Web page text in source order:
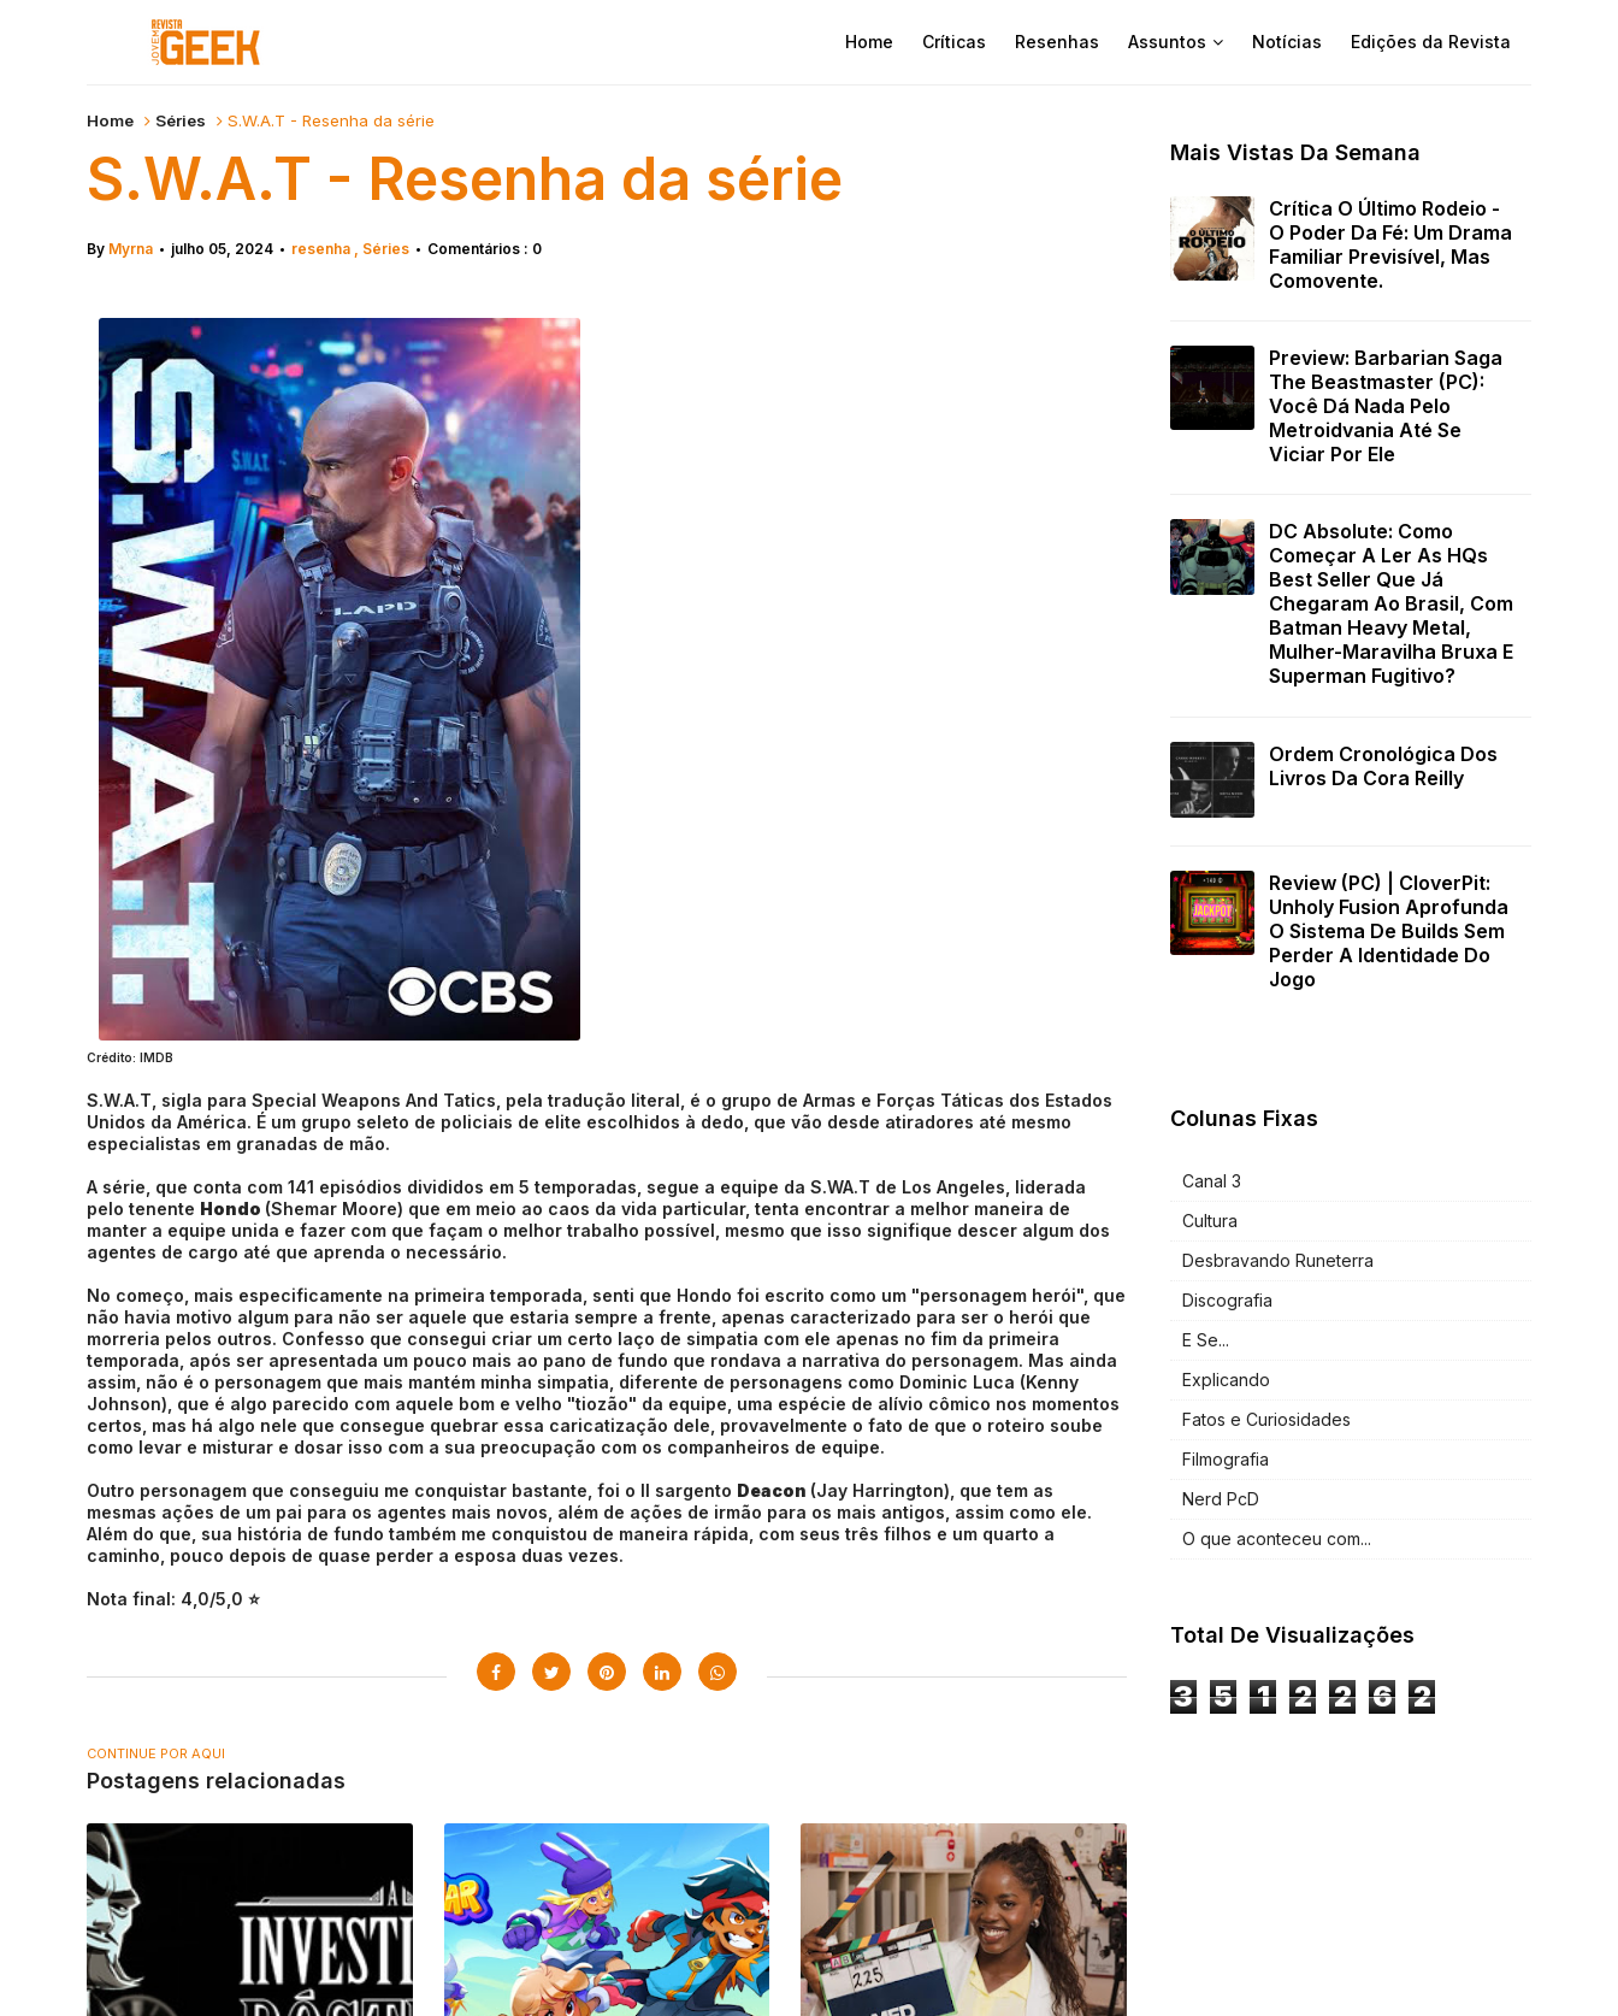
Home Críticas Resenhas Assuntos Notícias Edições da Revista
Home Séries S.W.A.T - Resenha da série
S.W.A.T - Resenha da série
By Myrna • julho 05, 2024 • resenha Séries • Comentários : 0
Crédito: IMDB
S.W.A.T, sigla para Special Weapons And Tatics, pela tradução literal, é o grupo de Armas e Forças Táticas dos Estados
Unidos da América. É um grupo seleto de policiais de elite escolhidos à dedo, que vão desde atiradores até mesmo
especialistas em granadas de mão.
A série, que conta com 141 episódios divididos em 5 temporadas, segue a equipe da S.WA.T de Los Angeles, liderada
pelo tenente Hondo (Shemar Moore) que em meio ao caos da vida particular, tenta encontrar a melhor maneira de
manter a equipe unida e fazer com que façam o melhor trabalho possível, mesmo que isso signifique descer algum dos
agentes de cargo até que aprenda o necessário.
No começo, mais especificamente na primeira temporada, senti que Hondo foi escrito como um "personagem herói", que
não havia motivo algum para não ser aquele que estaria sempre a frente, apenas caracterizado para ser o herói que
morreria pelos outros. Confesso que consegui criar um certo laço de simpatia com ele apenas no fim da primeira
temporada, após ser apresentada um pouco mais ao pano de fundo que rondava a narrativa do personagem. Mas ainda
assim, não é o personagem que mais mantém minha simpatia, diferente de personagens como Dominic Luca (Kenny
Johnson), que é algo parecido com aquele bom e velho "tiozão" da equipe, uma espécie de alívio cômico nos momentos
certos, mas há algo nele que consegue quebrar essa caricatização dele, provavelmente o fato de que o roteiro soube
como levar e misturar e dosar isso com a sua preocupação com os companheiros de equipe.
Outro personagem que conseguiu me conquistar bastante, foi o II sargento Deacon (Jay Harrington), que tem as
mesmas ações de um pai para os agentes mais novos, além de ações de irmão para os mais antigos, assim como ele.
Além do que, sua história de fundo também me conquistou de maneira rápida, com seus três filhos e um quarto a
caminho, pouco depois de quase perder a esposa duas vezes.
Nota final: 4,0/5,0 ⭐️
CONTINUE POR AQUI
Postagens relacionadas
Mais Vistas Da Semana
Crítica O Último Rodeio -
O Poder Da Fé: Um Drama
Familiar Previsível, Mas
Comovente.
Preview: Barbarian Saga
The Beastmaster (PC):
Você Dá Nada Pelo
Metroidvania Até Se
Viciar Por Ele
DC Absolute: Como
Começar A Ler As HQs
Best Seller Que Já
Chegaram Ao Brasil, Com
Batman Heavy Metal,
Mulher-Maravilha Bruxa E
Superman Fugitivo?
Ordem Cronológica Dos
Livros Da Cora Reilly
Review (PC) | CloverPit:
Unholy Fusion Aprofunda
O Sistema De Builds Sem
Perder A Identidade Do
Jogo
Colunas Fixas
Canal 3
Cultura
Desbravando Runeterra
Discografia
E Se...
Explicando
Fatos e Curiosidades
Filmografia
Nerd PcD
O que aconteceu com...
Total De Visualizações
3 5 1 2 2 6 2